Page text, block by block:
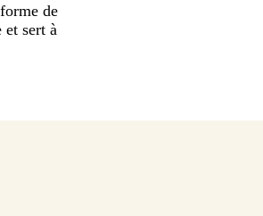
de
et sert à